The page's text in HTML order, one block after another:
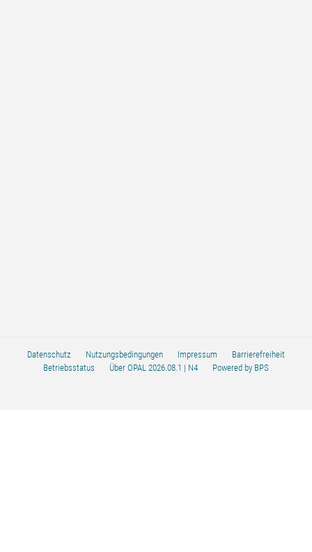
Datenschutz Nutzungsbedingungen Impressum
Barrierefreiheit
Betriebsstatus
Über OPAL 2026.08.1 | N4 Powered by BPS